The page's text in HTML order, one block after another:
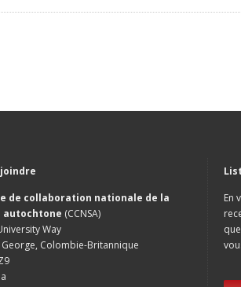
de collaboration nationale de la
autochtone (CCNSA)
Way
George, Colombie-Britannique
En